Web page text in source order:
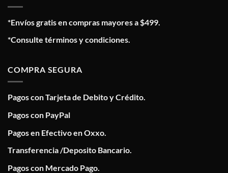
*Envíos gratis en compras mayores a $499.
*Consulte términos y condiciones.
COMPRA SEGURA
Pagos con Tarjeta de Debito y Crédito.
Pagos con PayPal
Pagos en Efectivo en Oxxo.
Transferencia /Deposito Bancario.
Pagos con Mercado Pago.